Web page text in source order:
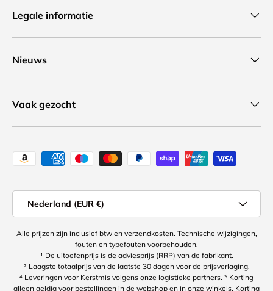
Legale informatie
Nieuws
Vaak gezocht
Geaccepteerde betaalmethoden
Nederland (EUR €)
Alle prijzen zijn inclusief btw en verzendkosten. Technische wijzigingen,
fouten en typefouten voorbehouden.
¹ De uitoefenprijs is de adviesprijs (RRP) van de fabrikant.
² Laagste totaalprijs van de laatste 30 dagen voor de prijsverlaging.
⁴ Leveringen voor Kerstmis volgens onze logistieke partners. * Korting
alleen geldig voor bestellingen in de webshop en in onze winkels. Korting